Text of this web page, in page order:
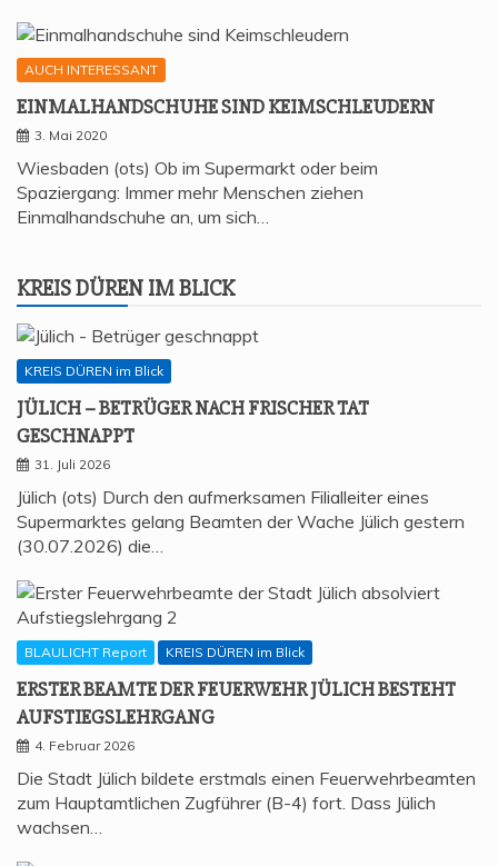
AUCH INTERESSANT
EIN­MAL­HAND­SCHU­HE SIND KEIMSCHLEUDERN
3. Mai 2020
Wiesbaden (ots) Ob im Supermarkt oder beim
Spaziergang: Immer mehr Menschen ziehen
Einmalhandschuhe an, um sich…
KREIS DÜREN IM BLICK
KREIS DÜREN im Blick
JÜLICH – BETRÜ­GER NACH FRI­SCHER TAT
GESCHNAPPT
31. Juli 2026
Jülich (ots) Durch den aufmerksamen Filialleiter eines
Supermarktes gelang Beamten der Wache Jülich gestern
(30.07.2026) die…
BLAULICHT Report KREIS DÜREN im Blick
ERS­TER BEAM­TE DER FEU­ER­WEHR JÜLICH BESTEHT
AUFSTIEGSLEHRGANG
4. Februar 2026
Die Stadt Jülich bildete erstmals einen Feuerwehrbeamten
zum Hauptamtlichen Zugführer (B-4) fort. Dass Jülich
wachsen…